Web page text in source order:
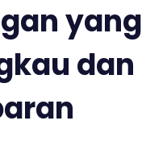
yang
dan